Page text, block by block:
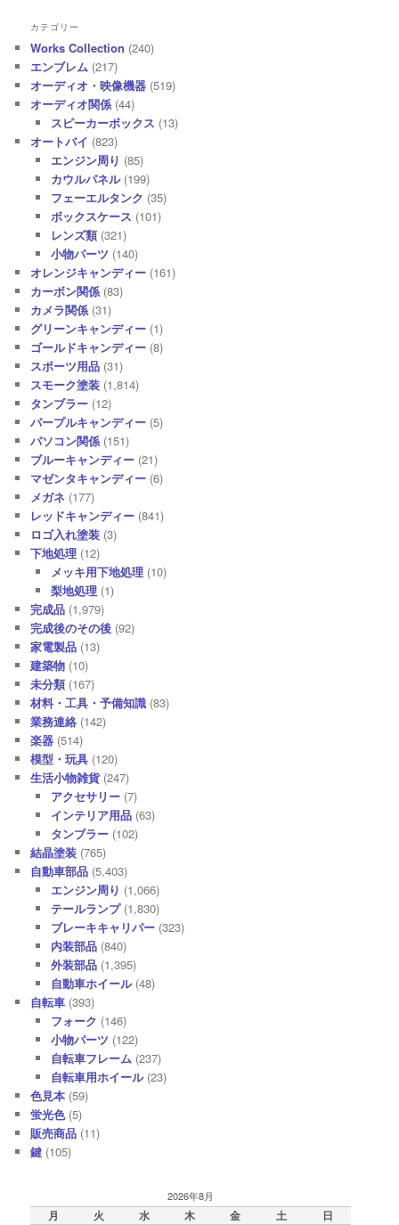
カテゴリー
Works Collection (240)
エンブレム (217)
オーディオ・映像機器 (519)
オーディオ関係 (44)
スピーカーボックス (13)
オートバイ (823)
エンジン周り (85)
カウルパネル(199)
フェーエルタンク (35)
ボックスケース (101)
レンズ類(321)
小物パーツ (140)
オレンジキャンディー (161)
カーボン関係 (83)
カメラ関係 (31)
グリーンキャンディー (1)
ゴールドキャンディー (8)
スポーツ用品 (31)
スモーク塗装 (1,814)
タンブラー (12)
パープルキャンディー (5)
パソコン関係 (151)
ブルーキャンディー (21)
マゼンタキャンディー (6)
メガネ (177)
レッドキャンディー (841)
ロゴ入れ塗装 (3)
下地処理 (12)
メッキ用下地処理(10)
梨地処理(1)
完成品 (1,979)
完成後のその後 (92)
家電製品 (13)
建築物 (10)
未分類 (167)
材料・工具・予備知識 (83)
業務連絡 (142)
楽器 (514)
模型・玩具 (120)
生活小物雑貨 (247)
アクセサリー(7)
インテリア用品(63)
タンブラー(102)
結晶塗装 (765)
自動車部品 (5,403)
エンジン周り (1,066)
テールランプ(1,830)
ブレーキキャリパー(323)
内装部品(840)
外装部品(1,395)
自動車ホイール(48)
自転車 (393)
フォーク (146)
小物パーツ (122)
自転車フレーム (237)
自転車用ホイール(23)
色見本 (59)
蛍光色(5)
販売商品 (11)
鍵 (105)
2026年8月
月 火 水 木 金 土
日